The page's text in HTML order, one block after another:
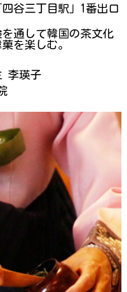
谷三丁目駅」1番出口
通して韓国の茶文化
を楽しむ。
李瑛子